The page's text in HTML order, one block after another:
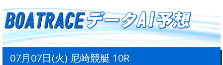
07月07日(火) 尼崎競艇 10R